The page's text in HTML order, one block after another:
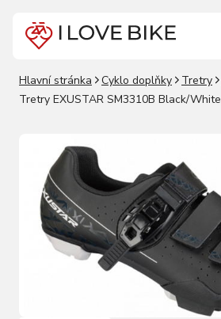
Hlavní stránka Cyklo doplňky Tretry
Tretry EXUSTAR SM3310B Black/White